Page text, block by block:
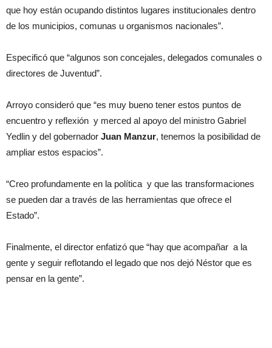
que hoy están ocupando distintos lugares institucionales dentro
de los municipios, comunas u organismos nacionales”.
Especificó que “algunos son concejales, delegados comunales o
directores de Juventud”.
Arroyo consideró que “es muy bueno tener estos puntos de
encuentro y reflexión y merced al apoyo del ministro Gabriel
Yedlin y del gobernador Juan Manzur, tenemos la posibilidad de
ampliar estos espacios”.
“Creo profundamente en la política y que las transformaciones
se pueden dar a través de las herramientas que ofrece el
Estado”.
Finalmente, el director enfatizó que “hay que acompañar a la
gente y seguir reflotando el legado que nos dejó Néstor que es
pensar en la gente”.